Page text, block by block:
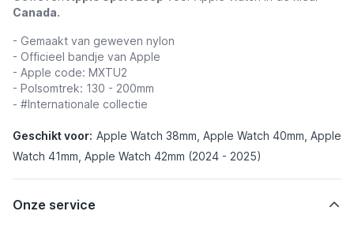
Canada.
- Gemaakt van geweven nylon
- Officieel bandje van Apple
- Apple code: MXTU2
- Polsomtrek: 130 - 200mm
- #Internationale collectie
Geschikt voor: Apple Watch 38mm, Apple Watch 40mm, Apple
Watch 41mm, Apple Watch 42mm (2024 - 2025)
Onze service